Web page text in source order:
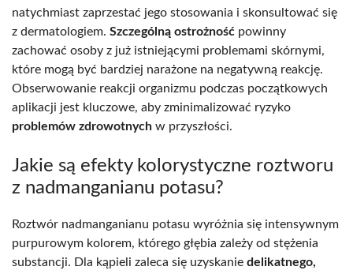
natychmiast zaprzestać jego stosowania i skonsultować się
z dermatologiem. Szczególną ostrożność powinny
zachować osoby z już istniejącymi problemami skórnymi,
które mogą być bardziej narażone na negatywną reakcję.
Obserwowanie reakcji organizmu podczas początkowych
aplikacji jest kluczowe, aby zminimalizować ryzyko
problemów zdrowotnych w przyszłości.
Jakie są efekty kolorystyczne roztworu
z nadmanganianu potasu?
Roztwór nadmanganianu potasu wyróżnia się intensywnym
purpurowym kolorem, którego głębia zależy od stężenia
substancji. Dla kąpieli zaleca się uzyskanie delikatnego,